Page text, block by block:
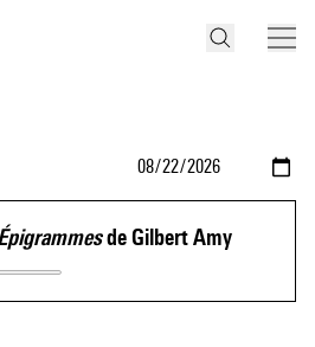
de Gilbert Amy